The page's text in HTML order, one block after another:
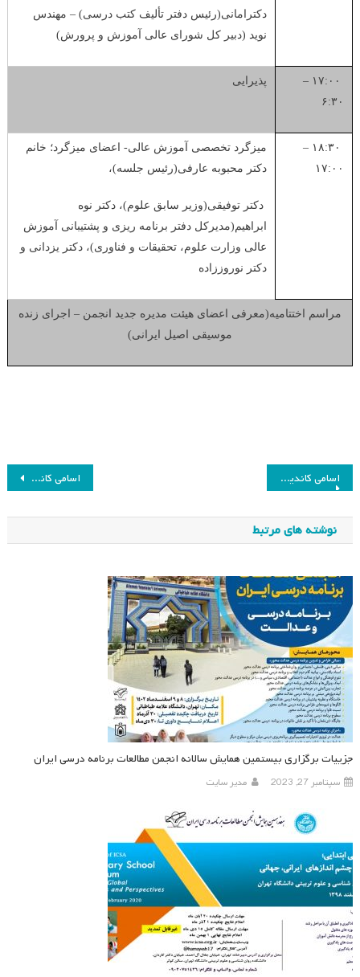
دکترامانی(رئیس دفتر تألیف کتب درسی) – مهندس
نوید (دبیر کل شورای عالی آموزش و پرورش)
۱۷:۰۰ –
۶:۳۰
پذیرایی
۱۸:۳۰ –
۱۷:۰۰
میزگرد تخصصی آموزش عالی- اعضای میزگرد؛ خانم
دکتر محبوبه عارفی(رئیس جلسه)،
دکتر توفیقی(وزیر سابق علوم)، دکتر نوه
ابراهیم(مدیرکل دفتر برنامه ریزی و پشتیبانی آموزش
عالی وزارت علوم، تحقیقات و فناوری)، دکتر یزدانی و
دکتر نوروززاده
مراسم اختتامیه(معرفی اعضای هیئت مدیره جدید انجمن – اجرای زنده
موسیقی اصیل ایرانی)
راهبری
نوشته
اسامی کاندیدای (۱) انتخابات هئیت مدیره دوره هفتم اسامی کاندیدای (۲) انتخابات هئیت مدیره دوره هفتم
نوشته های مرتبط
جزییات برگزاری بیستمین همایش سالانه انجمن مطالعات برنامه درسی ایران
سپتامبر 27, 2023 مدیر سایت